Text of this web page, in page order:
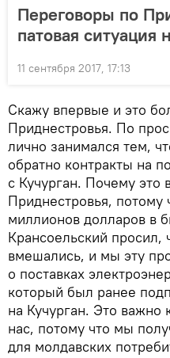
Переговоры по
патовая ситуация
11 сентября 2017, 17:13
Скажу впервые и это
Приднестровья. По
лично занимался тем,
обратно контракты на
с Кучурган. Почему это
Приднестровья, потому
миллионов долларов в
Крансоельский
вмешались, и мы эту
о поставках
который был ранее
на Кучурган. Это важно
нас, потому что мы
для молдавских